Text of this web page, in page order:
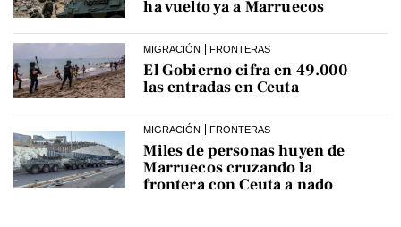
ha vuelto ya a Marruecos
MIGRACIÓN FRONTERAS
El Gobierno cifra en 49.000
las entradas en Ceuta
MIGRACIÓN FRONTERAS
Miles de personas huyen de
Marruecos cruzando la
frontera con Ceuta a nado